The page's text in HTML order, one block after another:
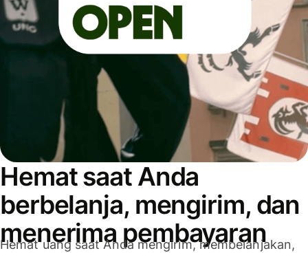
Hemat saat Anda
berbelanja, mengirim, dan
menerima pembayaran
Hemat uang saat Anda mengirim, membelanjakan,